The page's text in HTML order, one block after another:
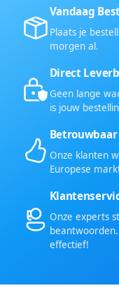
Vandaag
Plaats je
morgen al.
Direct
Geen lange
is jouw
Betrouwbaar
Onze klanten
Europese
Onze experts
effectief!